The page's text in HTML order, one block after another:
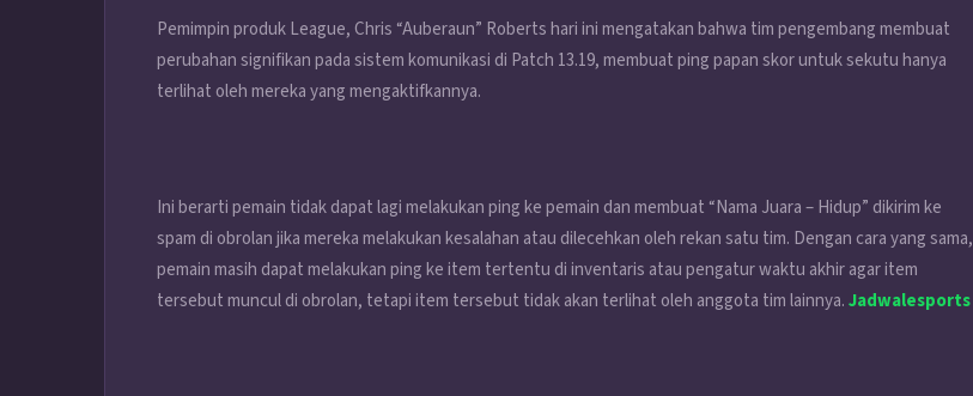
Pemimpin produk League, Chris “Auberaun” Roberts hari ini mengatakan bahwa tim pengembang membuat
perubahan signifikan pada sistem komunikasi di Patch 13.19, membuat ping papan skor untuk sekutu hanya
terlihat oleh mereka yang mengaktifkannya.
Ini berarti pemain tidak dapat lagi melakukan ping ke pemain dan membuat “Nama Juara – Hidup” dikirim ke
spam di obrolan jika mereka melakukan kesalahan atau dilecehkan oleh rekan satu tim. Dengan cara yang sama,
pemain masih dapat melakukan ping ke item tertentu di inventaris atau pengatur waktu akhir agar item
tersebut muncul di obrolan, tetapi item tersebut tidak akan terlihat oleh anggota tim lainnya.Jadwalesports